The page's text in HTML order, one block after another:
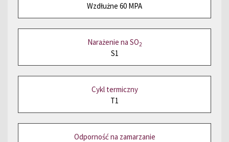
Wzdłużne 60 MPA
Narażenie na SO2
S1
Cykl termiczny
T1
Odporność na zamarzanie